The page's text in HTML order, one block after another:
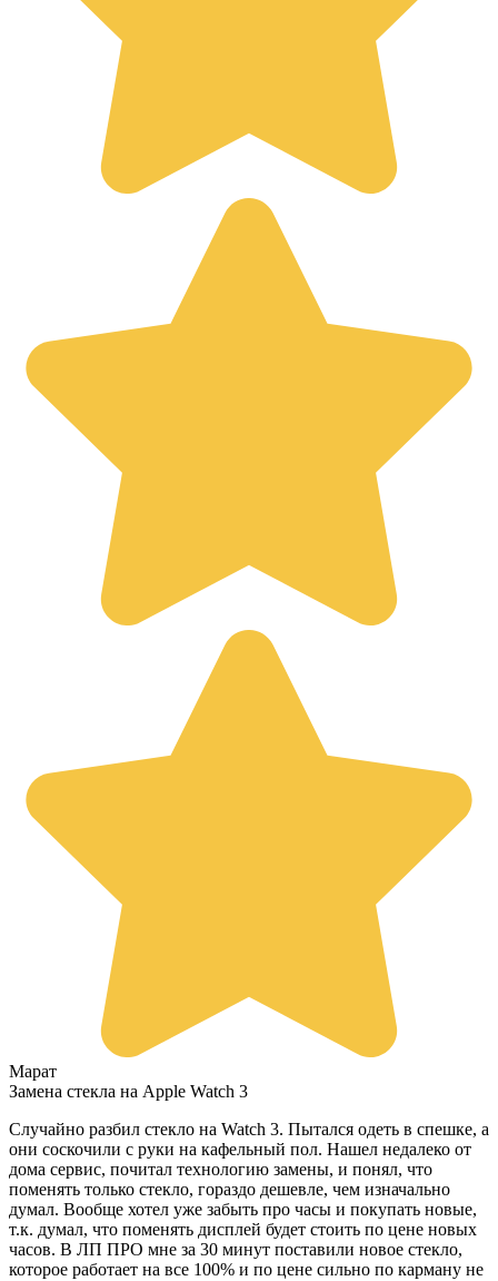
Марат
Замена стекла на Apple Watch 3
Случайно разбил стекло на Watch 3. Пытался одеть в спешке, а
они соскочили с руки на кафельный пол. Нашел недалеко от
дома сервис, почитал технологию замены, и понял, что
поменять только стекло, гораздо дешевле, чем изначально
думал. Вообще хотел уже забыть про часы и покупать новые,
т.к. думал, что поменять дисплей будет стоить по цене новых
часов. В ЛП ПРО мне за 30 минут поставили новое стекло,
которое работает на все 100% и по цене сильно по карману не